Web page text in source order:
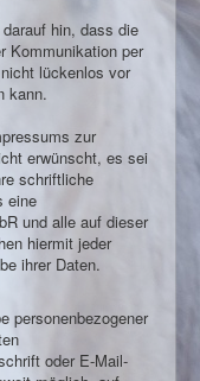
hin, dass die
Kommunikation per
lückenlos vor
kann.
zur
erwünscht, es sei
schriftliche
eine
und alle auf dieser
hiermit jeder
ihrer Daten.
personenbezogener
oder E-Mail-